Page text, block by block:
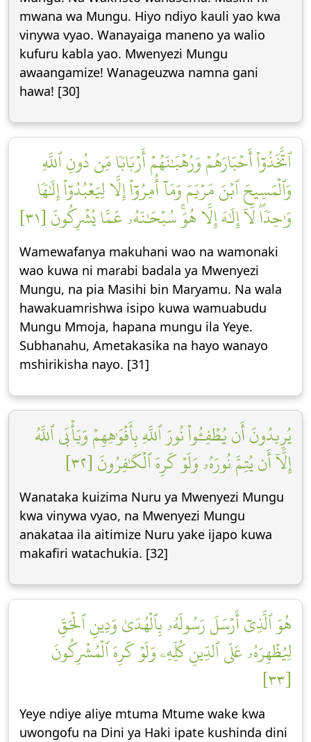
mwana wa Mungu. Hiyo ndiyo kauli yao kwa
vinywa vyao. Wanayaiga maneno ya walio
kufuru kabla yao. Mwenyezi Mungu
awaangamize! Wanageuzwa namna gani
hawa! [30]
ٱتَّخَذُوٓاْ أَحۡبَارَهُمۡ وَرُهۡبَٰنَهُمۡ أَرۡبَابٗا مِّن دُونِ ٱللَّهِ
وَٱلۡمَسِيحَ ٱبۡنَ مَرۡيَمَ وَمَآ أُمِرُوٓاْ إِلَّا لِيَعۡبُدُوٓاْ إِلَٰهٗا
وَٰحِدٗاۖ لَّآ إِلَٰهَ إِلَّا هُوَۚ سُبۡحَٰنَهُۥ عَمَّا يُشۡرِكُونَ [٣١]
Wamewafanya makuhani wao na wamonaki
wao kuwa ni marabi badala ya Mwenyezi
Mungu, na pia Masihi bin Maryamu. Na wala
hawakuamrishwa isipo kuwa wamuabudu
Mungu Mmoja, hapana mungu ila Yeye.
Subhanahu, Ametakasika na hayo wanayo
mshirikisha nayo. [31]
يُرِيدُونَ أَن يُطۡفِـُٔواْ نُورَ ٱللَّهِ بِأَفۡوَٰهِهِمۡ وَيَأۡبَى ٱللَّهُ
إِلَّآ أَن يُتِمَّ نُورَهُۥ وَلَوۡ كَرِهَ ٱلۡكَٰفِرُونَ [٣٢]
Wanataka kuizima Nuru ya Mwenyezi Mungu
kwa vinywa vyao, na Mwenyezi Mungu
anakataa ila aitimize Nuru yake ijapo kuwa
makafiri watachukia. [32]
هُوَ ٱلَّذِيٓ أَرۡسَلَ رَسُولَهُۥ بِٱلۡهُدَىٰ وَدِينِ ٱلۡحَقِّ
لِيُظۡهِرَهُۥ عَلَى ٱلدِّينِ كُلِّهِۦ وَلَوۡ كَرِهَ ٱلۡمُشۡرِكُونَ
[٣٣]
Yeye ndiye aliye mtuma Mtume wake kwa
uwongofu na Dini ya Haki ipate kushinda dini